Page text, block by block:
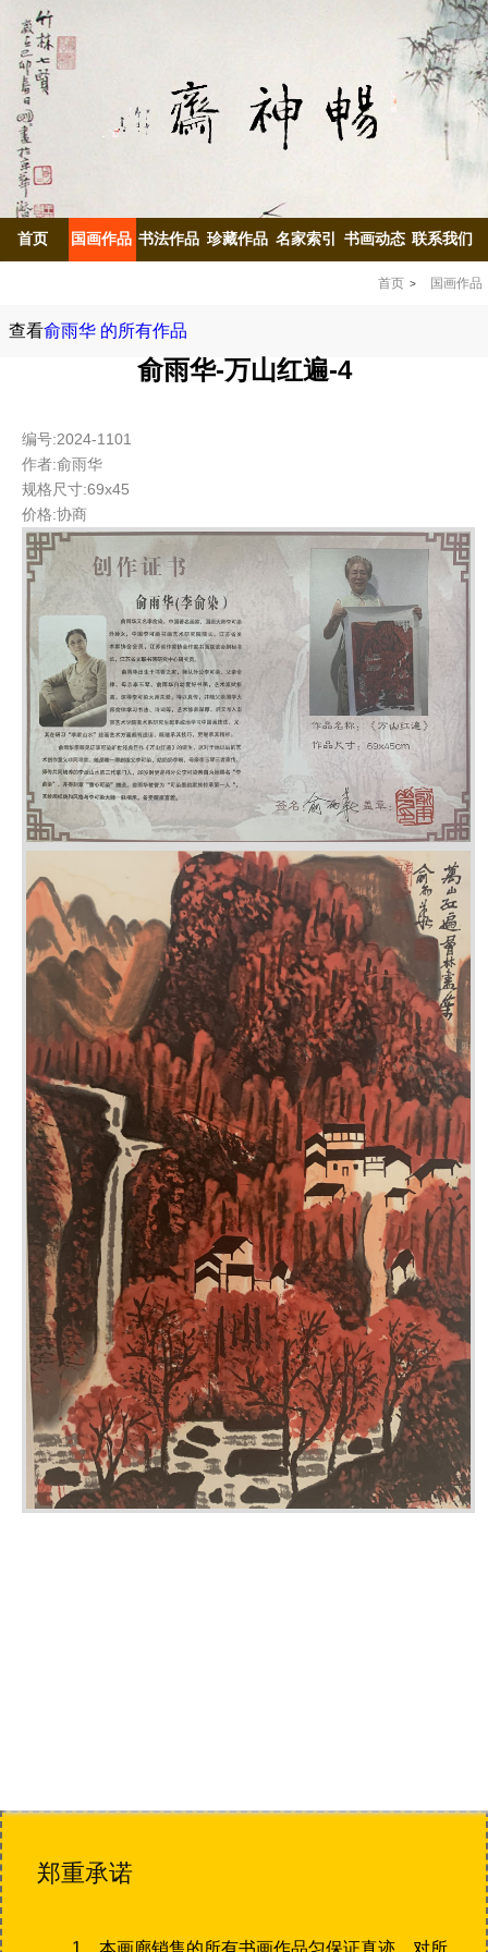
首页 国画作品 书法作品 珍藏作品 名家索引 书画动态 联系我们
首页 国画作品
查看俞雨华 的所有作品
俞雨华-万山红遍-4
编号:2024-1101
作者:俞雨华
规格尺寸:69x45
价格:协商
郑重承诺